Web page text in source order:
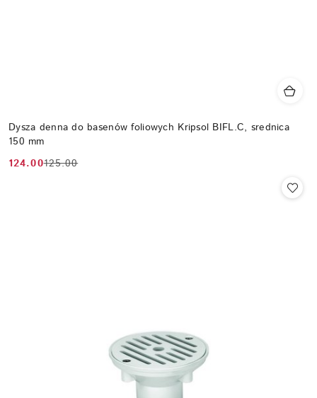
Dysza denna do basenów foliowych Kripsol BIFL.C, srednica
150 mm
Cena
124.00
Cena
125.00